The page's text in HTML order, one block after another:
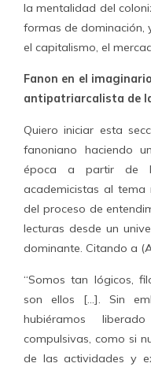
la mentalidad del
formas de dominación,
el capitalismo, el
Fanon en el
antipatriarcalista de
Quiero iniciar esta
fanoniano haciendo
época a partir de
academicistas al tema
del proceso de
lecturas desde un
dominante. Citando a
“Somos tan lógicos,
son ellos […]. Sin
hubiéramos
compulsivas, como si
de las actividades y